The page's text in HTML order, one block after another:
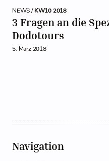
NEWS /KW10 2018
3 Fragen an die
Dodotours
5. März 2018
Navigation